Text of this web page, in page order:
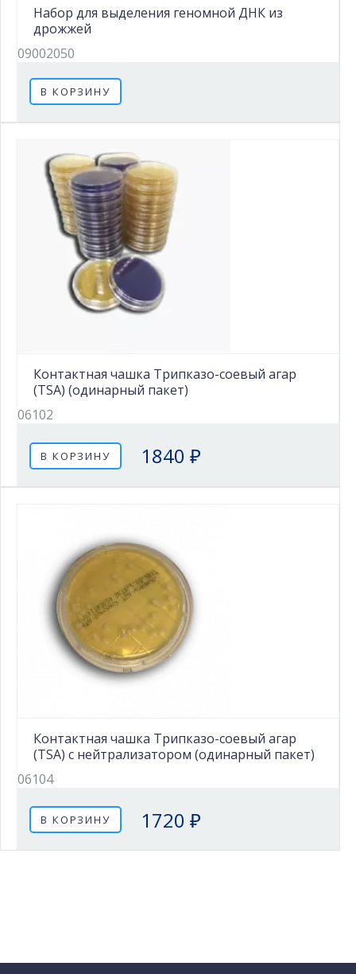
Набор для выделения геномной ДНК из
дрожжей
09002050
В КОРЗИНУ
Контактная чашка Трипказо-соевый агар
(TSA) (одинарный пакет)
06102
В КОРЗИНУ 1840 ₽
Контактная чашка Трипказо-соевый агар
(TSA) с нейтрализатором (одинарный пакет)
06104
В КОРЗИНУ 1720 ₽